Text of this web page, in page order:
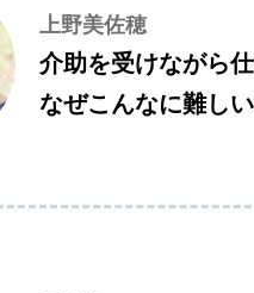
上野美佐穂
介助を受けながら
なぜこんなに難し